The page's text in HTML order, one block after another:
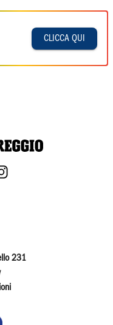
CLICCA QUI
231